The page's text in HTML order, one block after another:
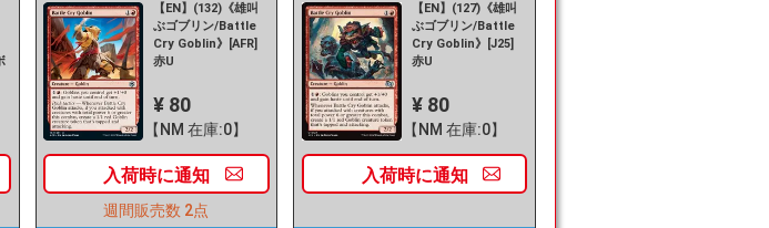
【EN】(132)《雄叫
ぶゴブリン/Battle
Cry Goblin》[AFR]
赤U
¥ 80
【NM 在庫:0】
入荷時に通知
週間販売数 2点
【EN】(127)《雄叫
ぶゴブリン/Battle
Cry Goblin》[J25]
赤U
¥ 80
【NM 在庫:0】
入荷時に通知